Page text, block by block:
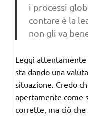
i processi
contare è la
non gli va
Leggi attentamente
sta dando una
situazione. Credo
apertamente come
corrette, ma ciò che